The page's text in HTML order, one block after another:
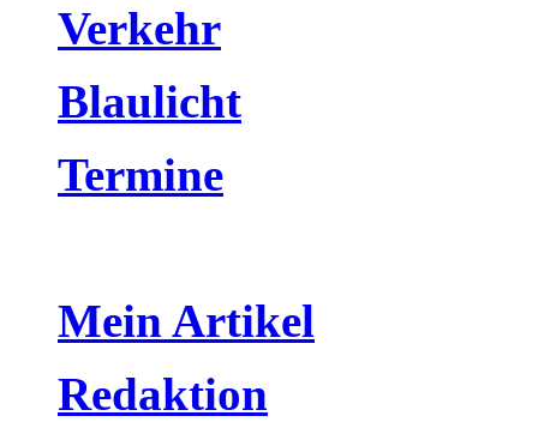
Verkehr
Blaulicht
Termine
Mein Artikel
Redaktion